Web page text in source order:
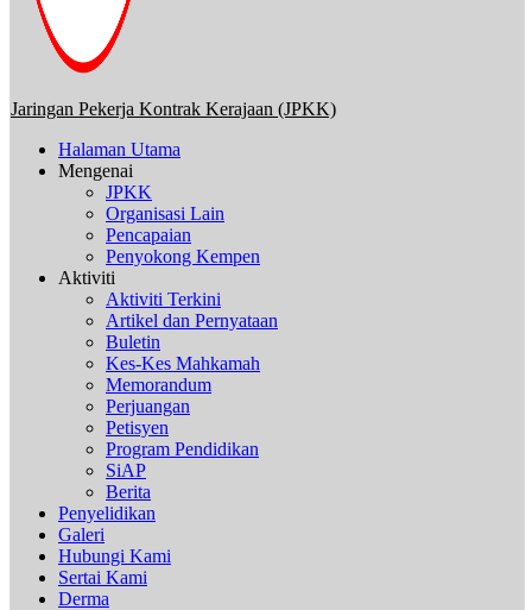
Jaringan Pekerja Kontrak Kerajaan (JPKK)
Halaman Utama
Mengenai
JPKK
Organisasi Lain
Pencapaian
Penyokong Kempen
Aktiviti
Aktiviti Terkini
Artikel dan Pernyataan
Buletin
Kes-Kes Mahkamah
Memorandum
Perjuangan
Petisyen
Program Pendidikan
SiAP
Berita
Penyelidikan
Galeri
Hubungi Kami
Sertai Kami
Derma